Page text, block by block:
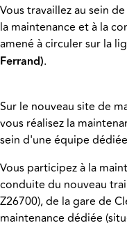
Vous travaillez au sein
la maintenance et à la
amené à circuler sur la
Ferrand).
Sur le nouveau site de
vous réalisez la
sein d'une équipe
Vous participez à la
conduite du nouveau
Z26700), de la gare de
maintenance dédiée